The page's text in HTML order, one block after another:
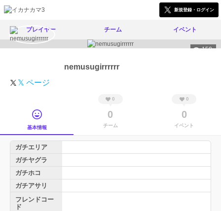
新規登録・ログイン
プレイヤー チーム イベント
150
nemusugirrrrrr
𝕏 ページ
基本情報
0
0
チーム
0
0
イベント
ガチエリア
ガチヤグラ
ガチホコ
ガチアサリ
フレンドコー
ド